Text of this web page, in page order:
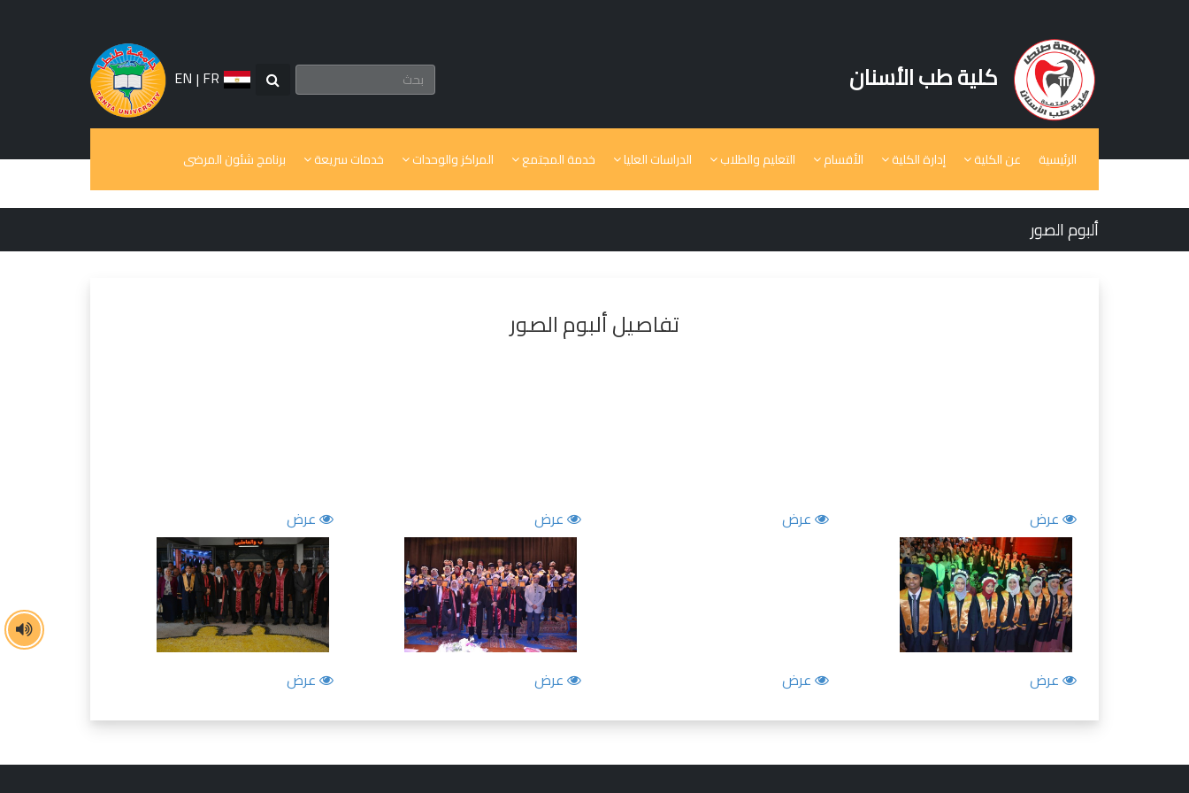
كلية طب الأسنان EN | FR
الرئيسية عن الكلية إدارة الكلية الأقسام التعليم والطلاب الدراسات العليا خدمة المجتمع المراكز والوحدات خدمات سريعة برنامج شئون المرضى
ألبوم الصور
تفاصيل ألبوم الصور
عرض عرض عرض عرض
عرض عرض عرض عرض